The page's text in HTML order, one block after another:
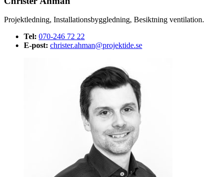
Projektledning, Installationsbyggledning, Besiktning ventilation.
Tel: 070-246 72 22
E-post: christer.ahman@projektide.se